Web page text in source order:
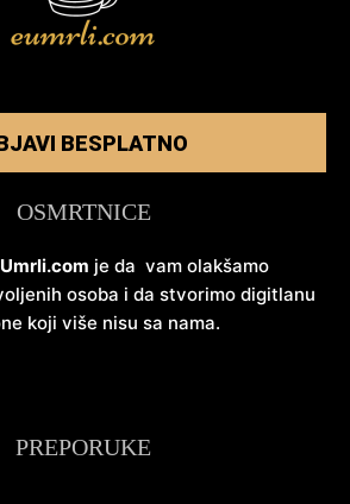
BESPLATNO
OSMRTNICE
je da vam olakšamo
osoba i da stvorimo digitlanu
koji više nisu sa nama.
PREPORUKE